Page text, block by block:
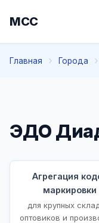
МСС
Главная Города
ЭДО
Агрегация
маркировки
для крупных
оптовиков и